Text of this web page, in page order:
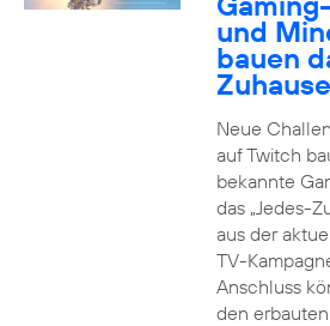
und
bauen
Neue
auf Twitch
bekannte
das „Jedes-
aus der
TV-
Anschluss
den